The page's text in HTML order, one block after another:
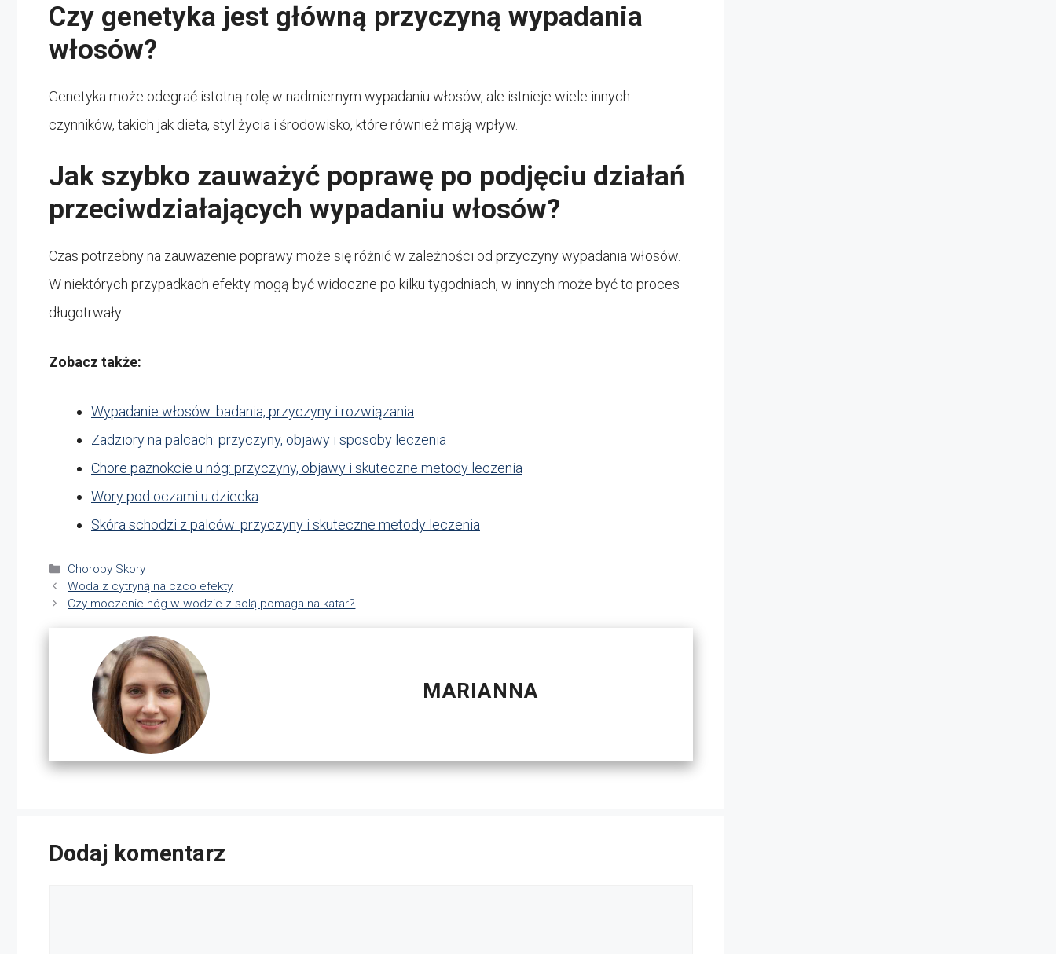
Czy genetyka jest główną przyczyną wypadania
włosów?
Genetyka może odegrać istotną rolę w nadmiernym wypadaniu włosów, ale istnieje wiele innych
czynników, takich jak dieta, styl życia i środowisko, które również mają wpływ.
Jak szybko zauważyć poprawę po podjęciu działań
przeciwdziałających wypadaniu włosów?
Czas potrzebny na zauważenie poprawy może się różnić w zależności od przyczyny wypadania włosów.
W niektórych przypadkach efekty mogą być widoczne po kilku tygodniach, w innych może być to proces
długotrwały.
Zobacz także:
Wypadanie włosów: badania, przyczyny i rozwiązania
Zadziory na palcach: przyczyny, objawy i sposoby leczenia
Chore paznokcie u nóg: przyczyny, objawy i skuteczne metody leczenia
Wory pod oczami u dziecka
Skóra schodzi z palców: przyczyny i skuteczne metody leczenia
Kategorie
Choroby Skory
Woda z cytryną na czco efekty
Czy moczenie nóg w wodzie z solą pomaga na katar?
MARIANNA
Dodaj komentarz